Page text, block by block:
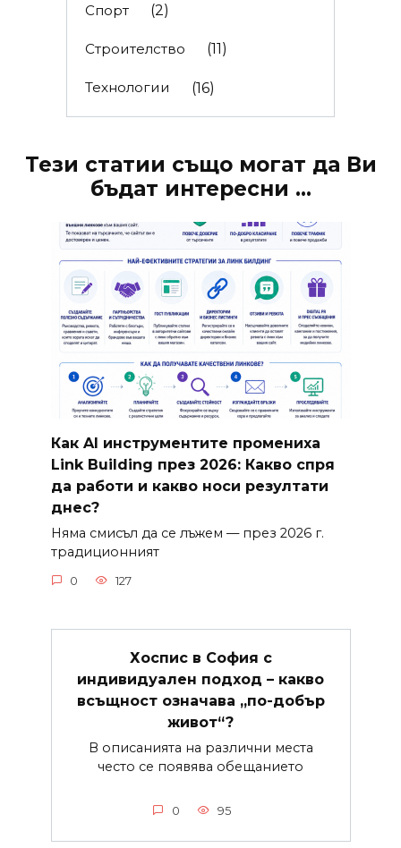
Спорт (2)
Строителство (11)
Технологии (16)
Тези статии също могат да Ви
бъдат интересни ...
Как AI инструментите промениха
Link Building през 2026: Какво спря
да работи и какво носи резултати
днес?
Няма смисъл да се лъжем — през 2026 г.
традиционният
0 127
Хоспис в София с
индивидуален подход – какво
всъщност означава „по-добър
живот“?
В описанията на различни места
често се появява обещанието
0 95